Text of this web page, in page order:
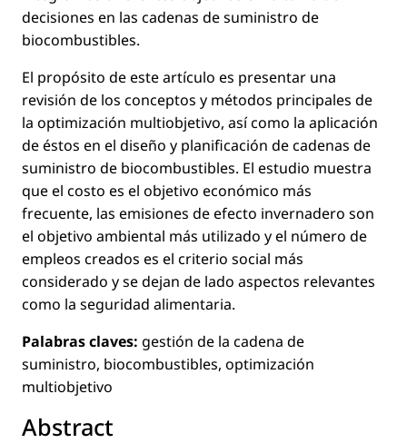
decisiones en las cadenas de suministro de
biocombustibles.
El propósito de este artículo es presentar una
revisión de los conceptos y métodos principales de
la optimización multiobjetivo, así como la aplicación
de éstos en el diseño y planiﬁcación de cadenas de
suministro de biocombustibles. El estudio muestra
que el costo es el objetivo económico más
frecuente, las emisiones de efecto invernadero son
el objetivo ambiental más utilizado y el número de
empleos creados es el criterio social más
considerado y se dejan de lado aspectos relevantes
como la seguridad alimentaria.
Palabras claves: gestión de la cadena de
suministro, biocombustibles, optimización
multiobjetivo
Abstract